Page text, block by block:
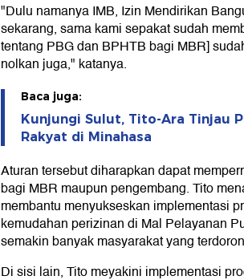
"Dulu namanya IMB, Izin Mendirikan
sekarang, sama kami sepakat sudah
tentang PBG dan BPHTB bagi MBR]
nolkan juga," katanya.
Baca juga:
Kunjungi Sulut, Tito-Ara Tinjau
Rakyat di Minahasa
Aturan tersebut diharapkan dapat
bagi MBR maupun pengembang. Tito
membantu menyukseskan implementasi
kemudahan perizinan di Mal Pelayanan
semakin banyak masyarakat yang
Di sisi lain, Tito meyakini implementasi